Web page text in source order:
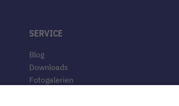
SERVICE
Blog
Downloads
Fotogalerien